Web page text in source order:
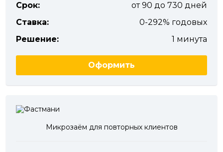
Срок:
от 90 до 730 дней
Ставка:
0-292% годовых
Решение:
1 минута
Оформить
Микрозаём для повторных клиентов